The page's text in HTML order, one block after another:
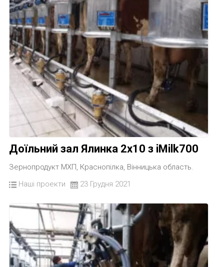
Доїльний зал Ялинка 2х10 з iMilk700
Зернопродукт МХП, Краснопілка, Вінницька область.
Наші проекти
23 Грудня 2021